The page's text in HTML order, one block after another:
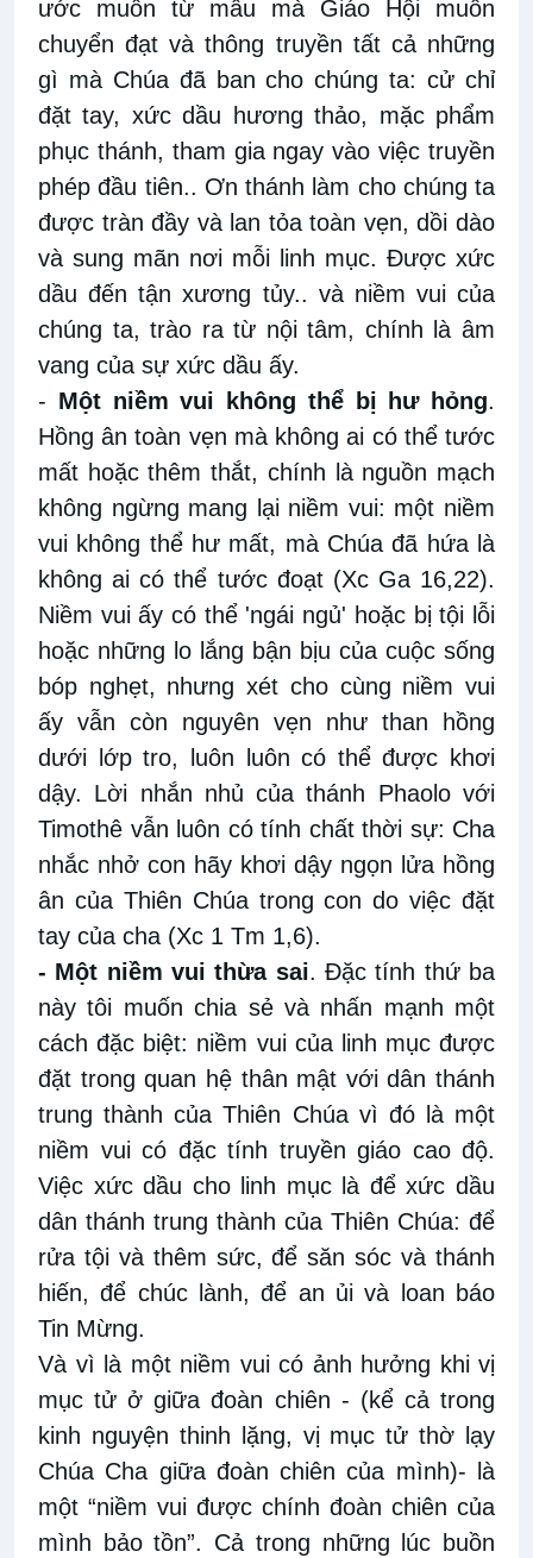
ước muốn từ mẫu mà Giáo Hội muốn
chuyển đạt và thông truyền tất cả những
gì mà Chúa đã ban cho chúng ta: cử chỉ
đặt tay, xức dầu hương thảo, mặc phẩm
phục thánh, tham gia ngay vào việc truyền
phép đầu tiên.. Ơn thánh làm cho chúng ta
được tràn đầy và lan tỏa toàn vẹn, dồi dào
và sung mãn nơi mỗi linh mục. Được xức
dầu đến tận xương tủy.. và niềm vui của
chúng ta, trào ra từ nội tâm, chính là âm
vang của sự xức dầu ấy.
- Một niềm vui không thể bị hư hỏng.
Hồng ân toàn vẹn mà không ai có thể tước
mất hoặc thêm thắt, chính là nguồn mạch
không ngừng mang lại niềm vui: một niềm
vui không thể hư mất, mà Chúa đã hứa là
không ai có thể tước đoạt (Xc Ga 16,22).
Niềm vui ấy có thể 'ngái ngủ' hoặc bị tội lỗi
hoặc những lo lắng bận bịu của cuộc sống
bóp nghẹt, nhưng xét cho cùng niềm vui
ấy vẫn còn nguyên vẹn như than hồng
dưới lớp tro, luôn luôn có thể được khơi
dậy. Lời nhắn nhủ của thánh Phaolo với
Timothê vẫn luôn có tính chất thời sự: Cha
nhắc nhở con hãy khơi dậy ngọn lửa hồng
ân của Thiên Chúa trong con do việc đặt
tay của cha (Xc 1 Tm 1,6).
- Một niềm vui thừa sai. Đặc tính thứ ba
này tôi muốn chia sẻ và nhấn mạnh một
cách đặc biệt: niềm vui của linh mục được
đặt trong quan hệ thân mật với dân thánh
trung thành của Thiên Chúa vì đó là một
niềm vui có đặc tính truyền giáo cao độ.
Việc xức dầu cho linh mục là để xức dầu
dân thánh trung thành của Thiên Chúa: để
rửa tội và thêm sức, để săn sóc và thánh
hiến, để chúc lành, để an ủi và loan báo
Tin Mừng.
Và vì là một niềm vui có ảnh hưởng khi vị
mục tử ở giữa đoàn chiên - (kể cả trong
kinh nguyện thinh lặng, vị mục tử thờ lạy
Chúa Cha giữa đoàn chiên của mình)- là
một “niềm vui được chính đoàn chiên của
mình bảo tồn”. Cả trong những lúc buồn